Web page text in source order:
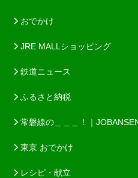
おでかけ
JRE MALLショッピング
鉄道ニュース
ふるさと納税
常磐線の＿＿＿！｜
東京 おでかけ
レシピ・献立